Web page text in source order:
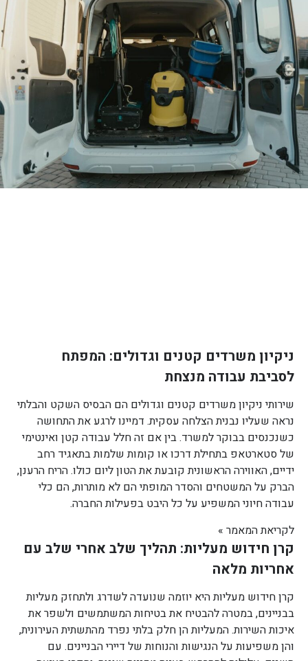
ניקיון משרדים קטנים וגדולים: המפתח
לסביבת עבודה מנצחת
שירותי ניקיון משרדים קטנים וגדולים הם הבסיס השקט והבלתי
נראה שעליו נבנית הצלחה עסקית. דמיינו לרגע את התחושה
כשנכנסים בבוקר למשרד. בין אם זה חלל עבודה קטן ואינטימי
של סטארטאפ בתחילת דרכו או קומות שלמות בתאגיד רחב
ידיים, האווירה הראשונית קובעת את הטון ליום כולו. הריח הרענן,
הברק על המשטחים והסדר המופתי הם לא מותרות, הם כלי
עבודה חיוני המשפיע על כל היבט בפעילות החברה.
לקריאת המאמר »
קרן חידוש מעליות: תהליך שלב אחרי שלב עם
אחריות מלאה
קרן חידוש מעליות היא יוזמה שנועדה לשדרג ולתחזק מעליות
בבניינים, במטרה להבטיח את בטיחות המשתמשים ולשפר את
איכות השירות. המעליות הן חלק בלתי נפרד מהתשתית העירונית,
והן משפיעות על הנגישות והנוחות של דיירי הבניינים. עם